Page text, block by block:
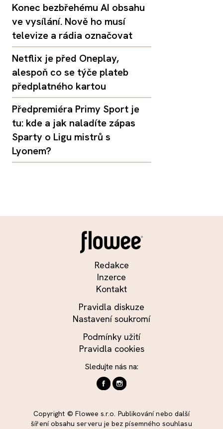
Konec bezbřehému AI obsahu
ve vysílání. Nově ho musí
televize a rádia označovat
Netflix je před Oneplay,
alespoň co se týče plateb
předplatného kartou
Předpremiéra Primy Sport je
tu: kde a jak naladíte zápas
Sparty o Ligu mistrů s
Lyonem?
Redakce
Inzerce
Kontakt
Pravidla diskuze
Nastavení soukromí
Podmínky užití
Pravidla cookies
Sledujte nás na:
Copyright © Flowee s.r.o. Publikování nebo další
šíření obsahu serveru je bez písemného souhlasu